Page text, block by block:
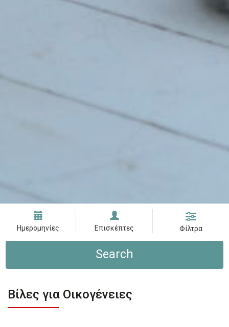
Ημερομηνίες Επισκέπτες Φίλτρα
Search
Βίλες για Οικογένειες